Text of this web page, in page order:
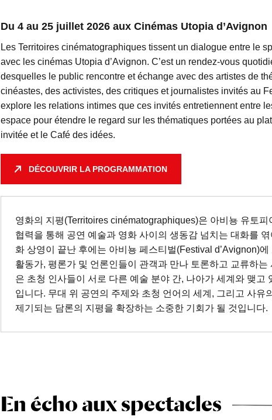
Du 4 au 25 juillet 2026 aux Cinémas Utopia d’Avignon
Les Territoires cinématographiques tissent un dialogue entre le
avec les cinémas Utopia d’Avignon. C’est un rendez-vous
desquelles le public rencontre et échange avec des artistes de
cinéastes, des activistes, des critiques et journalistes invités au
explore les relations intimes que ces invités entretiennent entre
espace pour étendre le regard sur les thématiques portées au
invitée et le Café des idées.
DÉCOUVRIR LA PROGRAMMATION
영화의 지평(Territoires cinématographiques)은 아비뇽 유토피
협력을 통해 공연 예술과 영화 사이의 생동감 넘치는 대화를
화 상영이 끝난 후에는 아비뇽 페스티벌(Festival d’Avignon)
활동가, 평론가 및 언론인들이 관객과 만나 토론하고 교류하는
은 초청 인사들이 서로 다른 예술 분야 간, 나아가 세계와 맺고
입니다. 무대 위 공연의 주제와 초청 언어의 세계, 그리고 사유
제기되는 담론의 지평을 확장하는 소중한 기회가 될 것입니다.
En écho aux spectacles